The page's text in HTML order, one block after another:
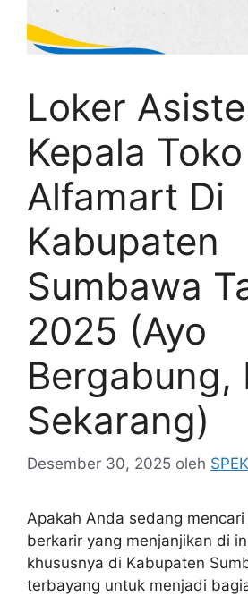
Loker
Kepala Toko
Alfamart Di
Kabupaten
Sumbawa
2025 (Ayo
Bergabung,
Sekarang)
Desember 30, 2025 oleh
Apakah Anda sedang
berkarir yang menjanjikan di
khususnya di Kabupaten
terbayang untuk menjadi